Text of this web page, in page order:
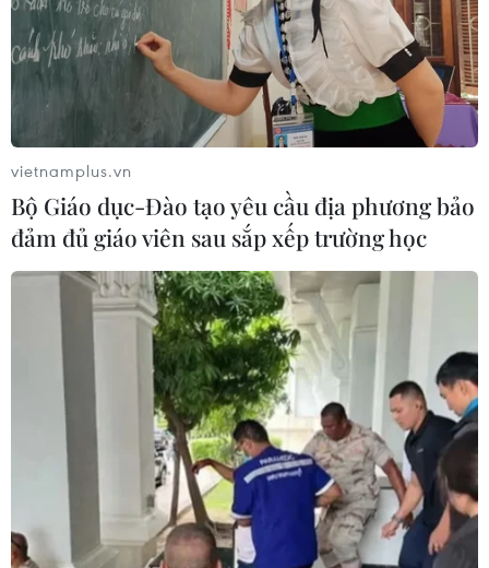
Theo dõi VietnamPlus
TIN LIÊN QUAN
Triệt phá đường dây ma túy liên tỉnh, thu
vietnamplus.vn
Bộ Giáo dục-Đào tạo yêu cầu địa phương bảo
đảm đủ giáo viên sau sắp xếp trường học